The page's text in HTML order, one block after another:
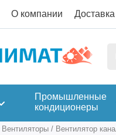
О компании
Промышленные
кондиционеры
Вентиляторы / Вентилятор